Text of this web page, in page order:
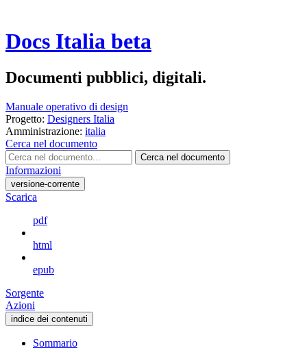
Docs Italia beta
Documenti pubblici, digitali.
Manuale operativo di design
Progetto: Designers Italia
Amministrazione: italia
Cerca nel documento
Cerca nel documento
Informazioni
versione-corrente
Scarica
pdf
html
epub
Sorgente
Azioni
indice dei contenuti
Sommario